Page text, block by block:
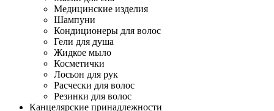
Медицинские изделия
Шампуни
Кондиционеры для волос
Гели для душа
Жидкое мыло
Косметички
Лосьон для рук
Расчески для волос
Резинки для волос
Канцелярские принадлежности